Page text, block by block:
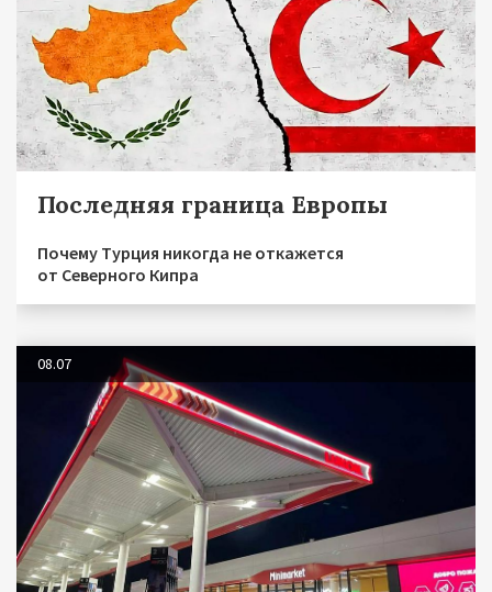
Последняя граница Европы
Почему Турция никогда не откажется
от Северного Кипра
08.07